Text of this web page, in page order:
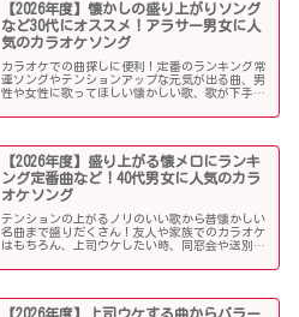
【2026年度】懐かしの盛り上がりソング
など30代にオススメ！アラサー男女に人
気のカラオケソング
カラオケでの曲探しに便利！定番のランキング常
連ソングやテンションアップな元気が出る曲、男
性や女性に歌ってほしい懐かしい歌、歌が下手で
カラオケ曲をご紹介します！
【2026年度】盛り上がる懐メロにランキ
ング定番曲など！40代男女に人気のカラ
オケソング
テンションの上がるノリのいい歌から昔懐かしい
名曲まで盛りだくさん！友人や家族でのカラオケ
はもちろん、上司ウケしたい時、同窓会や送別会
ッとくるようなカラオケソングを探している方も
【2026年度】上司ウケする曲からバラー